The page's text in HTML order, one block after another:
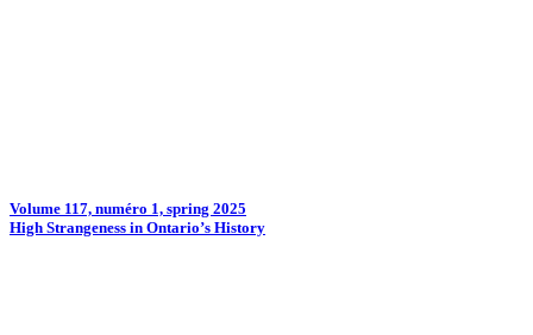
Volume 117, numéro 1, spring 2025
High Strangeness in Ontario’s History